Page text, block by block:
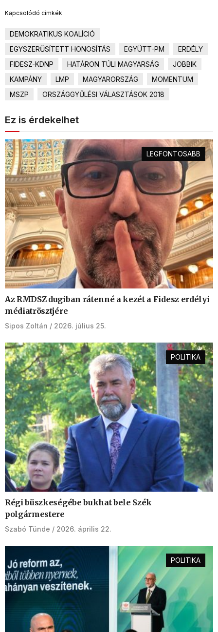
Kapcsolódó címkék
DEMOKRATIKUS KOALÍCIÓ
EGYSZERŰSÍTETT HONOSÍTÁS
EGYÜTT-PM
ERDÉLY
FIDESZ-KDNP
HATÁRON TÚLI MAGYARSÁG
JOBBIK
KAMPÁNY
LMP MAGYARORSZÁG
MOMENTUM
MSZP
ORSZÁGGYŰLÉSI VÁLASZTÁSOK 2018
Ez is érdekelhet
LEGFONTOSABB
Az RMDSZ dugiban rátenné a kezét a Fidesz erdélyi
médiatrösztjére
Sipos Zoltán 2026. július 25.
POLITIKA
Régi büszkeségébe bukhat bele Szék
polgármestere
Szabó Tünde 2026. április 22.
POLITIKA